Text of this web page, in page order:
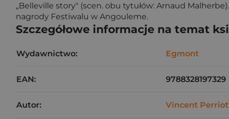
„Belleville story" (scen. obu tytułów: Arnaud
nagrody Festiwalu w Angouleme.
Szczegółowe informacje na temat
Wydawnictwo: Egmont
EAN: 9788328197329
Autor: Vincent Perriot